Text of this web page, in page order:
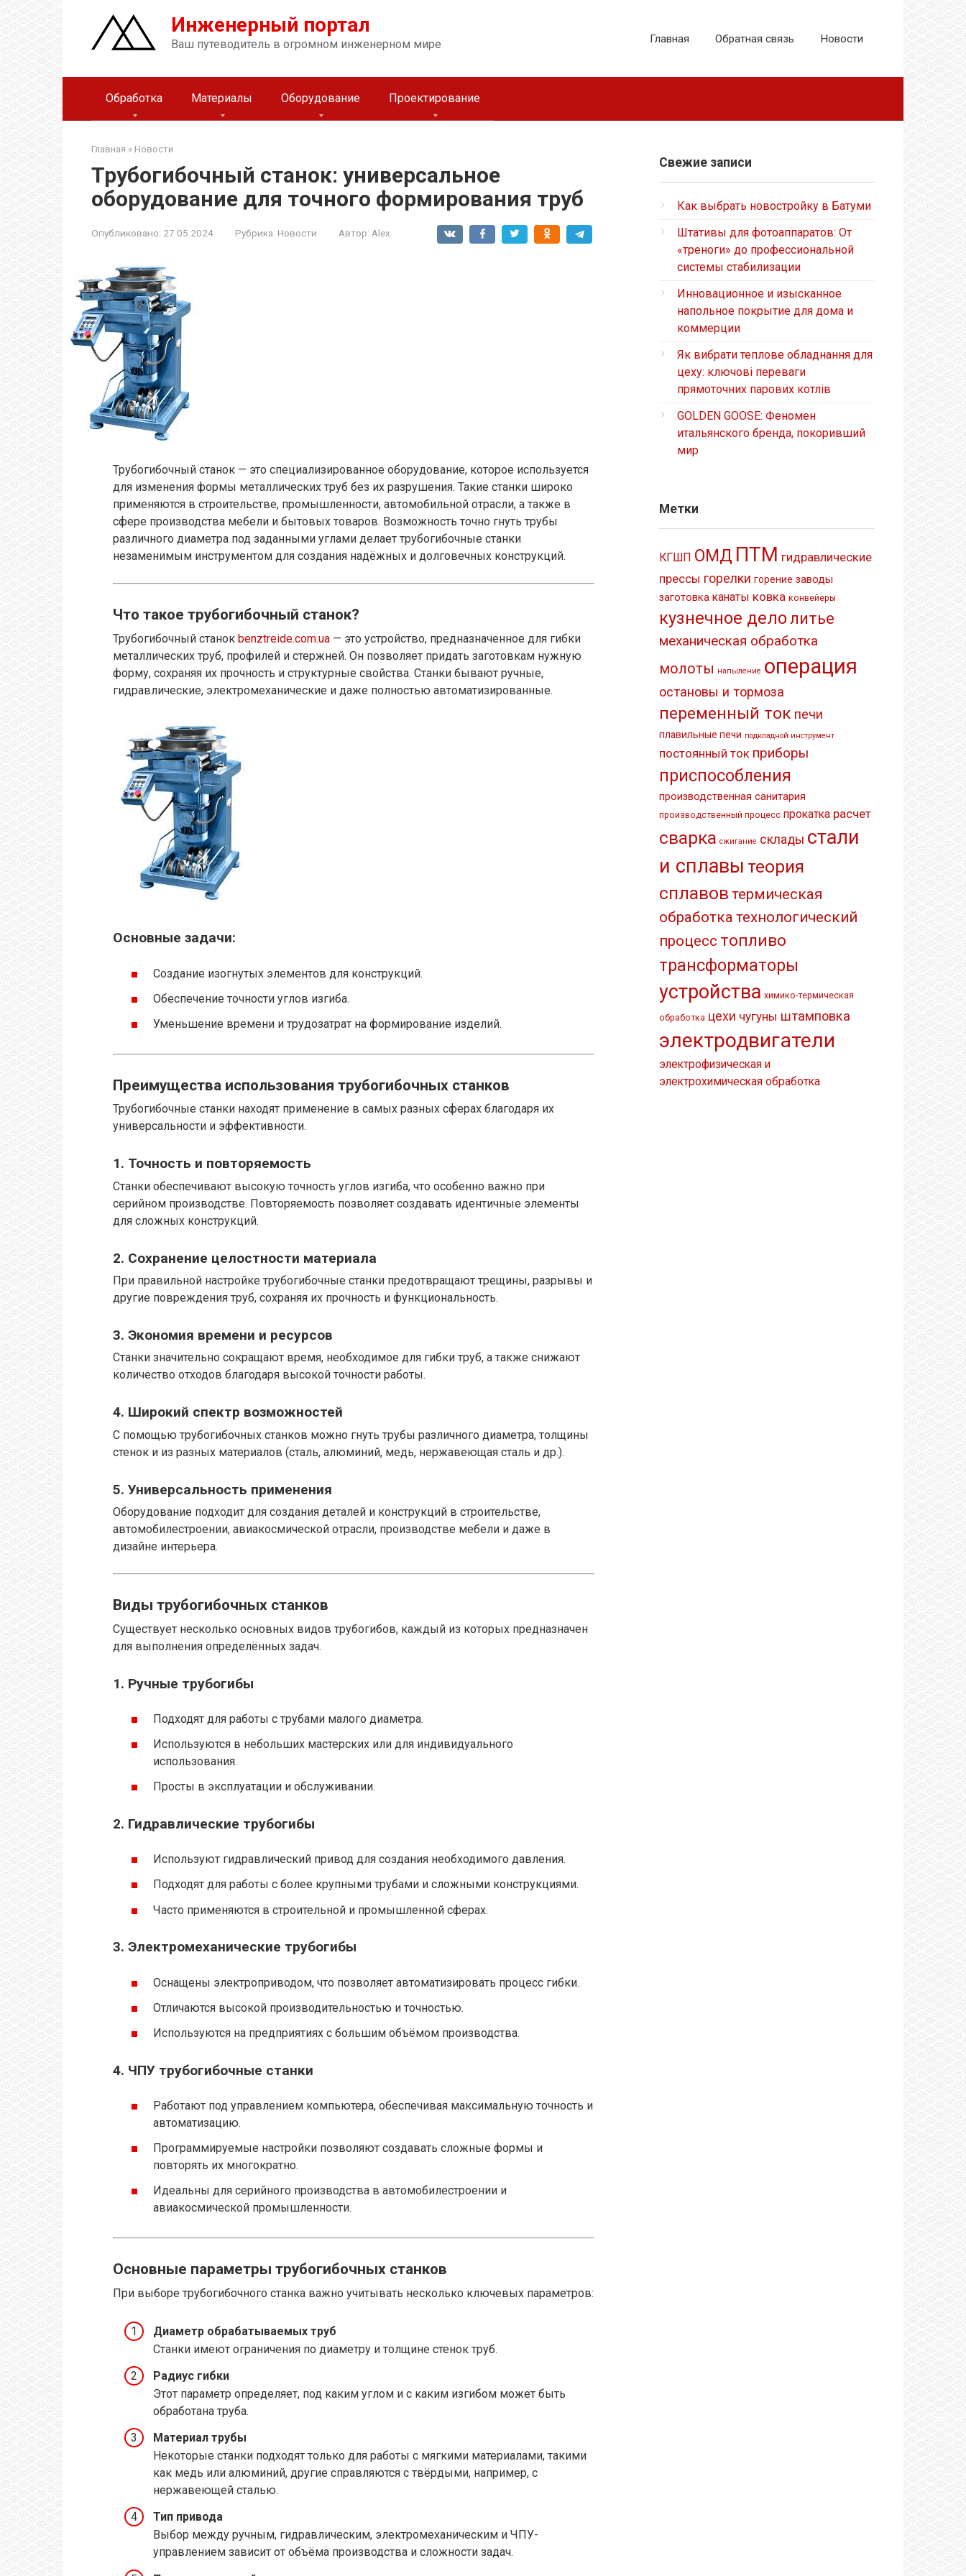
Перейти
к
контенту
Инженерный портал
Ваш путеводитель в огромном инженерном мире Главная Обратная связь Новости
Обработка Материалы Оборудование Проектирование
Главная » Новости
Трубогибочный станок: универсальное
оборудование для точного формирования труб
Опубликовано: 27.05.2024 Рубрика: Новости Автор: Alex
Трубогибочный станок — это специализированное оборудование, которое используется
для изменения формы металлических труб без их разрушения. Такие станки широко
применяются в строительстве, промышленности, автомобильной отрасли, а также в
сфере производства мебели и бытовых товаров. Возможность точно гнуть трубы
различного диаметра под заданными углами делает трубогибочные станки
незаменимым инструментом для создания надёжных и долговечных конструкций.
Что такое трубогибочный станок?
Трубогибочный станок benztreide.com.ua — это устройство, предназначенное для гибки
металлических труб, профилей и стержней. Он позволяет придать заготовкам нужную
форму, сохраняя их прочность и структурные свойства. Станки бывают ручные,
гидравлические, электромеханические и даже полностью автоматизированные.
Основные задачи:
Создание изогнутых элементов для конструкций.
Обеспечение точности углов изгиба.
Уменьшение времени и трудозатрат на формирование изделий.
Преимущества использования трубогибочных станков
Трубогибочные станки находят применение в самых разных сферах благодаря их
универсальности и эффективности.
1. Точность и повторяемость
Станки обеспечивают высокую точность углов изгиба, что особенно важно при
серийном производстве. Повторяемость позволяет создавать идентичные элементы
для сложных конструкций.
2. Сохранение целостности материала
При правильной настройке трубогибочные станки предотвращают трещины, разрывы и
другие повреждения труб, сохраняя их прочность и функциональность.
3. Экономия времени и ресурсов
Станки значительно сокращают время, необходимое для гибки труб, а также снижают
количество отходов благодаря высокой точности работы.
4. Широкий спектр возможностей
С помощью трубогибочных станков можно гнуть трубы различного диаметра, толщины
стенок и из разных материалов (сталь, алюминий, медь, нержавеющая сталь и др.).
5. Универсальность применения
Оборудование подходит для создания деталей и конструкций в строительстве,
автомобилестроении, авиакосмической отрасли, производстве мебели и даже в
дизайне интерьера.
Виды трубогибочных станков
Существует несколько основных видов трубогибов, каждый из которых предназначен
для выполнения определённых задач.
1. Ручные трубогибы
Подходят для работы с трубами малого диаметра.
Используются в небольших мастерских или для индивидуального
использования.
Просты в эксплуатации и обслуживании.
2. Гидравлические трубогибы
Используют гидравлический привод для создания необходимого давления.
Подходят для работы с более крупными трубами и сложными конструкциями.
Часто применяются в строительной и промышленной сферах.
3. Электромеханические трубогибы
Оснащены электроприводом, что позволяет автоматизировать процесс гибки.
Отличаются высокой производительностью и точностью.
Используются на предприятиях с большим объёмом производства.
4. ЧПУ трубогибочные станки
Работают под управлением компьютера, обеспечивая максимальную точность и
автоматизацию.
Программируемые настройки позволяют создавать сложные формы и
повторять их многократно.
Идеальны для серийного производства в автомобилестроении и
авиакосмической промышленности.
Основные параметры трубогибочных станков
При выборе трубогибочного станка важно учитывать несколько ключевых параметров:
Диаметр обрабатываемых труб
Станки имеют ограничения по диаметру и толщине стенок труб.
Радиус гибки
Этот параметр определяет, под каким углом и с каким изгибом может быть
обработана труба.
Материал трубы
Некоторые станки подходят только для работы с мягкими материалами, такими
как медь или алюминий, другие справляются с твёрдыми, например, с
нержавеющей сталью.
Тип привода
Выбор между ручным, гидравлическим, электромеханическим и ЧПУ-
управлением зависит от объёма производства и сложности задач.
Свежие записи
Как выбрать новостройку в Батуми
Штативы для фотоаппаратов: От
«треноги» до профессиональной
системы стабилизации
Инновационное и изысканное
напольное покрытие для дома и
коммерции
Як вибрати теплове обладнання для
цеху: ключові переваги
прямоточних парових котлів
GOLDEN GOOSE: Феномен
итальянского бренда, покоривший
мир
Метки
КГШП ОМД ПТМ гидравлические
прессы горелки горение заводы
заготовка канаты ковка конвейеры
кузнечное делолитье
механическая обработка
молоты напыление операция
остановы и тормоза
переменный ток печи
плавильные печи подкладной инструмент
постоянный ток приборы
приспособления
производственная санитария
производственный процесс прокатка расчет
сварка сжигание склады стали
и сплавы теория
сплавов термическая
обработка технологический
процесс топливо
трансформаторы
устройства химико-термическая
обработка цехи чугуны штамповка
электродвигатели
электрофизическая и
электрохимическая обработка